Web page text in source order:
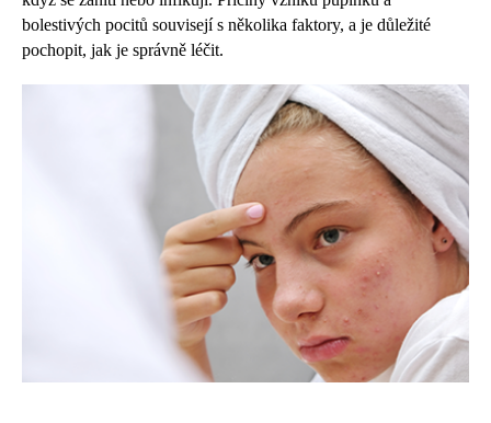
bolestivých pocitů souvisejí s několika faktory, a je důležité
pochopit, jak je správně léčit.